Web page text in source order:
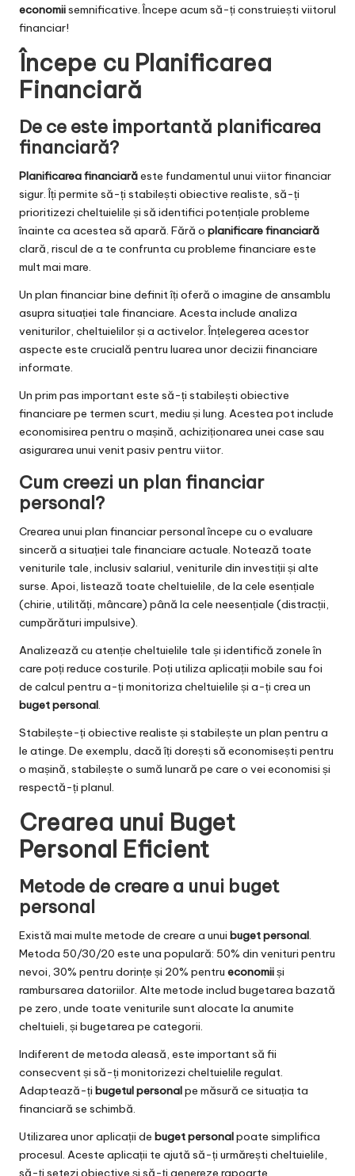
economiisemnificative. Începe acum să-ți construiești viitorul
financiar!
Începe cu Planificarea
Financiară
De ce este importantă planificarea
financiară?
Planificarea financiarăeste fundamentul unui viitor financiar
sigur. Îți permite să-ți stabilești obiective realiste, să-ți
prioritizezi cheltuielile și să identifici potențiale probleme
înainte ca acestea să apară. Fără o planificare financiară
clară, riscul de a te confrunta cu probleme financiare este
mult mai mare.
Un plan financiar bine definit îți oferă o imagine de ansamblu
asupra situației tale financiare. Acesta include analiza
veniturilor, cheltuielilor și a activelor. Înțelegerea acestor
aspecte este crucială pentru luarea unor decizii financiare
informate.
Un prim pas important este să-ți stabilești obiective
financiare pe termen scurt, mediu și lung. Acestea pot include
economisirea pentru o mașină, achiziționarea unei case sau
asigurarea unui venit pasiv pentru viitor.
Cum creezi un plan financiar
personal?
Crearea unui plan financiar personal începe cu o evaluare
sinceră a situației tale financiare actuale. Notează toate
veniturile tale, inclusiv salariul, veniturile din investiții și alte
surse. Apoi, listează toate cheltuielile, de la cele esențiale
(chirie, utilități, mâncare) până la cele neesențiale (distracții,
cumpărături impulsive).
Analizează cu atenție cheltuielile tale și identifică zonele în
care poți reduce costurile. Poți utiliza aplicații mobile sau foi
de calcul pentru a-ți monitoriza cheltuielile și a-ți crea un
buget personal.
Stabilește-ți obiective realiste și stabilește un plan pentru a
le atinge. De exemplu, dacă îți dorești să economisești pentru
o mașină, stabilește o sumă lunară pe care o vei economisi și
respectă-ți planul.
Crearea unui Buget
Personal Eficient
Metode de creare a unui buget
personal
Există mai multe metode de creare a unui buget personal.
Metoda 50/30/20 este una populară: 50% din venituri pentru
nevoi, 30% pentru dorințe și 20% pentru economiiși
rambursarea datoriilor. Alte metode includ bugetarea bazată
pe zero, unde toate veniturile sunt alocate la anumite
cheltuieli, și bugetarea pe categorii.
Indiferent de metoda aleasă, este important să fii
consecvent și să-ți monitorizezi cheltuielile regulat.
Adaptează-ți bugetul personalpe măsură ce situația ta
financiară se schimbă.
Utilizarea unor aplicații de buget personalpoate simplifica
procesul. Aceste aplicații te ajută să-ți urmărești cheltuielile,
să-ți setezi obiective și să-ți genereze rapoarte.